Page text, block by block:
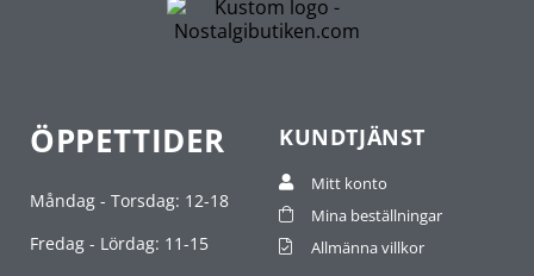
ÖPPETTIDER
Måndag - Torsdag: 12-18
Fredag - Lördag: 11-15
KUNDTJÄNST
Mitt konto
Mina beställningar
Allmänna villkor